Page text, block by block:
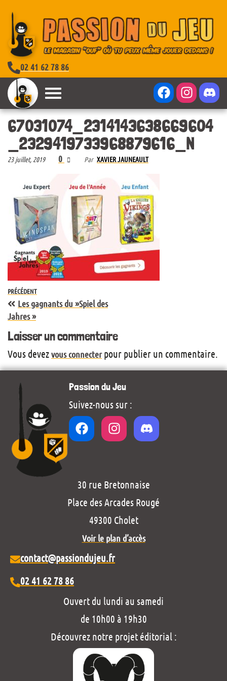
02 41 62 78 86
67031074_2314143638669604
_2329419733968879616_N
23 juillet, 2019 0 Par XAVIER JAUNEAULT
PRÉCÉDENT
Les gagnants du »Spiel des
Jahres »
Laisser un commentaire
Vous devezvous connecterpour publier un commentaire.
Passion du Jeu
Suivez-nous sur :
30 rue Bretonnaise
Place des Arcades Rougé
49300 Cholet
Voir le plan d’accès
contact@passiondujeu.fr
02 41 62 78 86
Ouvert du lundi au samedi
de 10h00 à 19h30
Découvrez notre projet éditorial :